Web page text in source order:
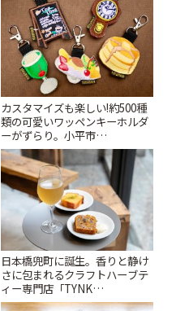
カスタマイズも楽しい!約500種
類の可愛いワッペンキーホルダ
ーがずらり。小平市
「Kimamaya T&K」 | ことりっ
ぷ
日本橋兜町に誕生。香りと静け
さに包まれるクラフトハーブテ
ィー専門店「TYNK
Kabutocho」 | ことりっぷ